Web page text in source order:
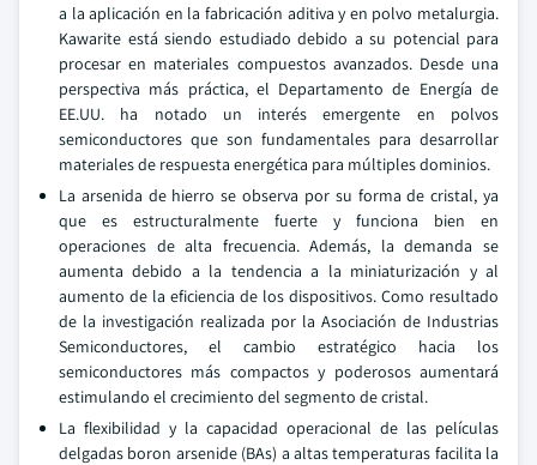
a la aplicación en la fabricación aditiva y en polvo metalurgia.
Kawarite está siendo estudiado debido a su potencial para
procesar en materiales compuestos avanzados. Desde una
perspectiva más práctica, el Departamento de Energía de
EE.UU. ha notado un interés emergente en polvos
semiconductores que son fundamentales para desarrollar
materiales de respuesta energética para múltiples dominios.
La arsenida de hierro se observa por su forma de cristal, ya
que es estructuralmente fuerte y funciona bien en
operaciones de alta frecuencia. Además, la demanda se
aumenta debido a la tendencia a la miniaturización y al
aumento de la eficiencia de los dispositivos. Como resultado
de la investigación realizada por la Asociación de Industrias
Semiconductores, el cambio estratégico hacia los
semiconductores más compactos y poderosos aumentará
estimulando el crecimiento del segmento de cristal.
La flexibilidad y la capacidad operacional de las películas
delgadas boron arsenide (BAs) a altas temperaturas facilita la